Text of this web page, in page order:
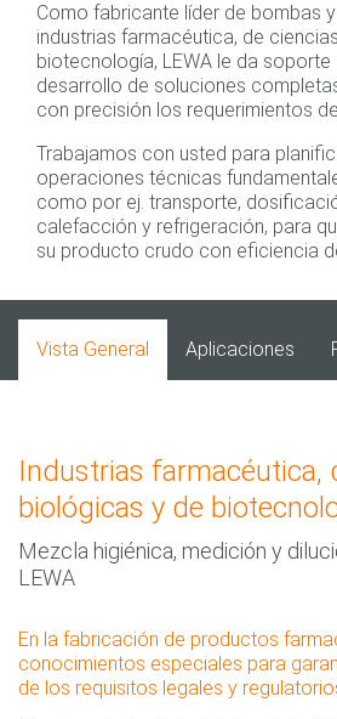
Tecnologías
Como fabricante líder de bombas
industrias farmacéutica, de
biotecnología, LEWA le da soporte
desarrollo de soluciones
con precisión los requerimientos
Trabajamos con usted para
operaciones técnicas
como por ej. transporte,
calefacción y refrigeración, para
su producto crudo con eficiencia
Vista General Aplicaciones
Industrias farmacéutica,
biológicas y de
Mezcla higiénica, medición y
LEWA
En la fabricación de productos
conocimientos especiales para
de los requisitos legales y